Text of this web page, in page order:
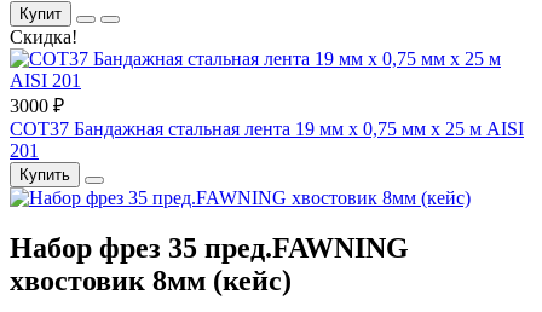
Купит
Скидка!
3000 ₽
COT37 Бандажная стальная лента 19 мм x 0,75 мм x 25 м AISI
201
Купить
Набор фрез 35 пред.FAWNING
хвостовик 8мм (кейс)